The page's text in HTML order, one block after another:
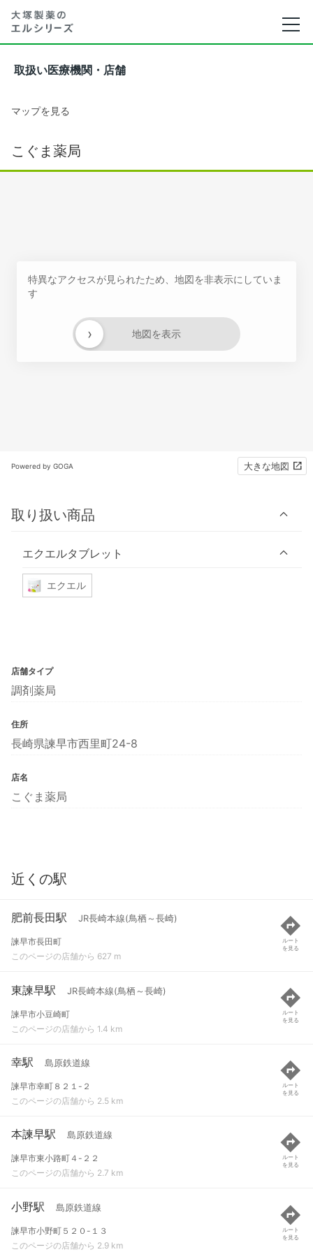
取扱い医療機関・店舗
マップを見る
こぐま薬局
特異なアクセスが見られたため、地図を非表示にしていま
す
地図を表示
›
Powered by GOGA 大きな地図
取り扱い商品
エクエルタブレット
エクエル
店舗タイプ
調剤薬局
住所
長崎県諫早市西里町24-8
店名
こぐま薬局
近くの駅
肥前長田駅 JR長崎本線(鳥栖～長崎)
諫早市長田町
このページの店舗から 627 m
ルート
を見る
東諫早駅 JR長崎本線(鳥栖～長崎)
諫早市小豆崎町
このページの店舗から 1.4 km
ルート
を見る
幸駅 島原鉄道線
諫早市幸町８２１-２
このページの店舗から 2.5 km
ルート
を見る
本諫早駅 島原鉄道線
諫早市東小路町４-２２
このページの店舗から 2.7 km
ルート
を見る
小野駅 島原鉄道線
諫早市小野町５２０-１３
このページの店舗から 2.9 km
ルート
を見る